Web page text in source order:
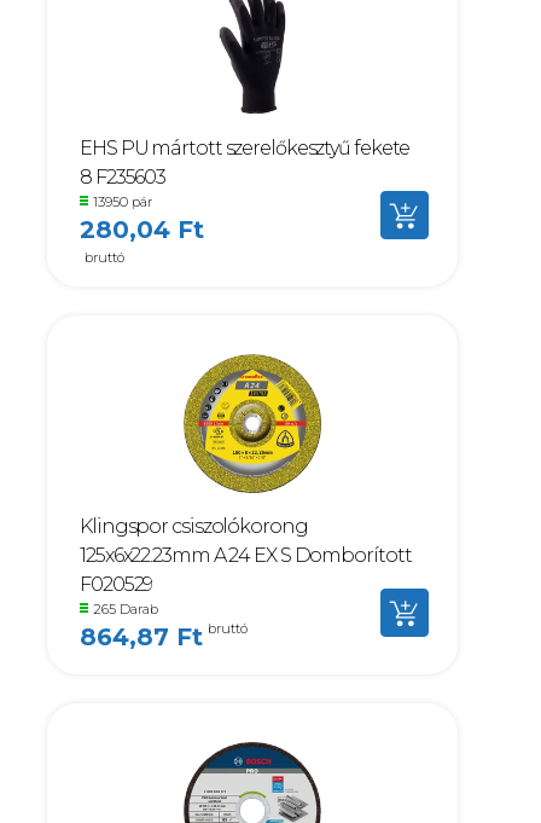
EHS PU mártott szerelőkesztyű fekete
8 F235603
13950 pár
280,04 Ft
bruttó
Klingspor csiszolókorong
125x6x22.23mm A 24 EX S Domborított
F020529
265 Darab
864,87 Ft bruttó